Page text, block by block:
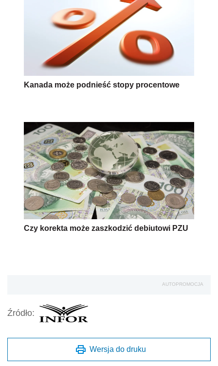
Kanada może podnieść stopy procentowe
Czy korekta może zaszkodzić debiutowi PZU
AUTOPROMOCJA
Źródło:
Wersja do druku